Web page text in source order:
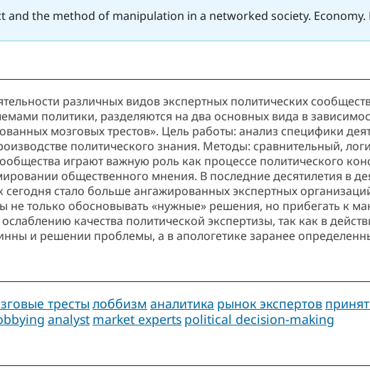
the method of manipulation in a networked society. Economy.
различных видов экспертных политических
политики, разделяются на два основных вида в
мозговых трестов». Цель работы: анализ специфики
политического знания. Методы: сравнительный,
играют важную роль как процессе политического
общественного мнения. В последние десятилетия в
стало больше ангажированных экспертных
не только обосновывать «нужные» решения, но прибегать к
качества политической экспертизы, так как в
и решении проблемы, а в апологетике заранее
тресты лоббизм аналитика рынок экспертов
analyst market experts political decision-making